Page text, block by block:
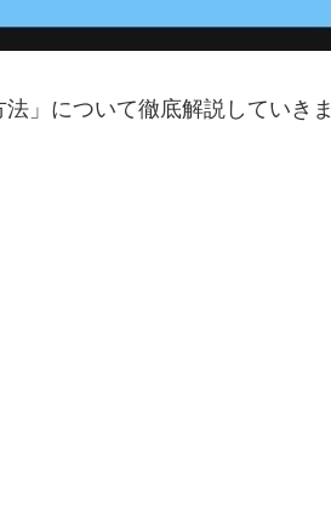
」について徹底解説していきま